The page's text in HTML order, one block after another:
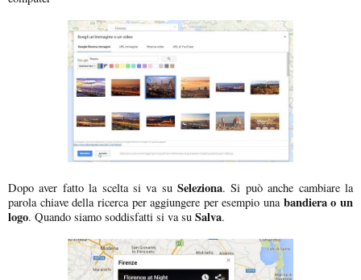
Dopo aver fatto la scelta si va suSeleziona. Si può anche cambiare la
parola chiave della ricerca per aggiungere per esempio una bandiera o un
logo. Quando siamo soddisfatti si va su Salva.